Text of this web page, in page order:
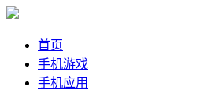
首页
手机游戏
手机应用